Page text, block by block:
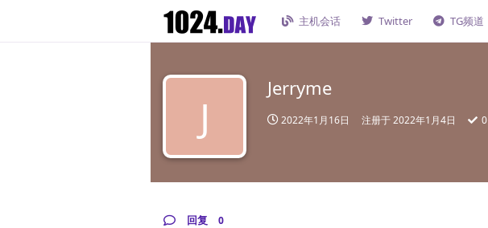
主机会话 Twitter TG频道
J
Jerryme
2022年1月16日 注册于2022年1月4日 0
回复 0